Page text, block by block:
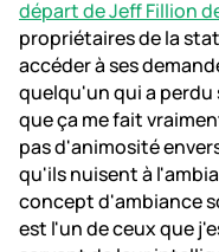
départ de Jeff Fillion
propriétaires de la
accéder à ses
quelqu'un qui a perdu
que ça me fait
pas d'animosité
qu'ils nuisent à
concept d'ambiance
est l'un de ceux que